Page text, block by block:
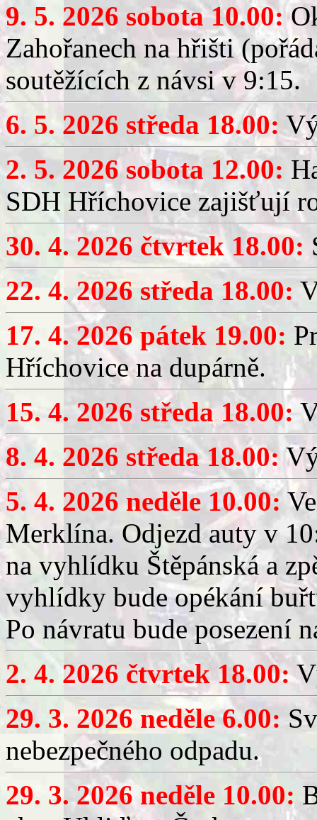
9. 5. 2026 sobota 10.00:
Zahořanech na hřišti
soutěžících z návsi v 9:15.
6. 5. 2026 středa 18.00:
2. 5. 2026 sobota 12.00:
SDH Hříchovice zajišťují
30. 4. 2026 čtvrtek 18.00:
22. 4. 2026 středa 18.00:
17. 4. 2026 pátek 19.00:
Hříchovice na dupárně.
15. 4. 2026 středa 18.00:
8. 4. 2026 středa 18.00:
5. 4. 2026 neděle 10.00:
Merklína. Odjezd auty v
na vyhlídku Štěpánská a
vyhlídky bude opékání
Po návratu bude posezení
2. 4. 2026 čtvrtek 18.00:
29. 3. 2026 neděle 6.00:
nebezpečného odpadu.
29. 3. 2026 neděle 10.00: